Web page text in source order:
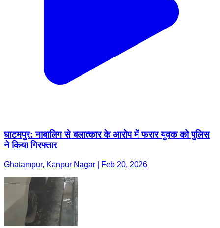
घाटमपुर: नाबालिग से बलात्कार के आरोप में फरार युवक को पुलिस
ने किया गिरफ्तार
Ghatampur, Kanpur Nagar | Feb 20, 2026